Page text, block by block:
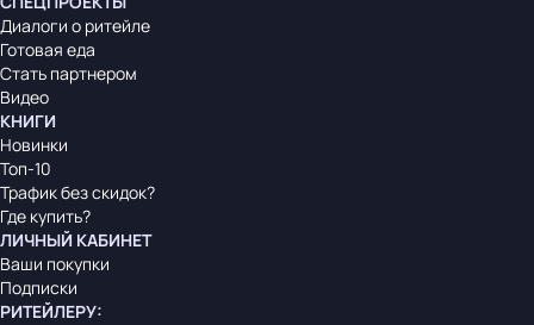
Диалоги о ритейле
Готовая еда
Стать партнером
Видео
КНИГИ
Новинки
Топ-10
Трафик без скидок?
Где купить?
ЛИЧНЫЙ КАБИНЕТ
Ваши покупки
Подписки
РИТЕЙЛЕРУ: